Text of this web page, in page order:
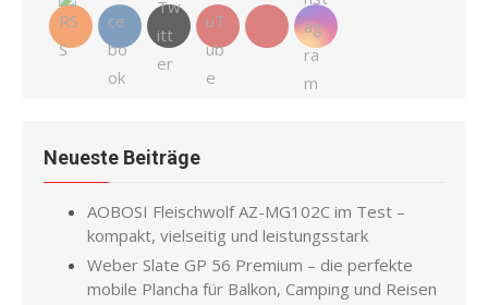
Neueste Beiträge
AOBOSI Fleischwolf AZ-MG102C im Test –
kompakt, vielseitig und leistungsstark
Weber Slate GP 56 Premium – die perfekte
mobile Plancha für Balkon, Camping und Reisen